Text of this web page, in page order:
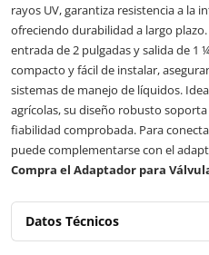
rayos UV, garantiza resistencia a la
ofreciendo durabilidad a largo
entrada de 2 pulgadas y salida de 1
compacto y fácil de instalar,
sistemas de manejo de líquidos.
agrícolas, su diseño robusto
fiabilidad comprobada. Para
puede complementarse con el
Compra el Adaptador para
Datos Técnicos